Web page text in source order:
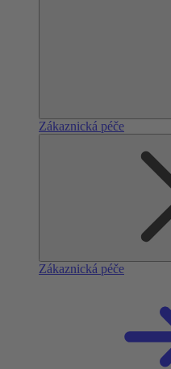
Zákaznická péče
Zákaznická péče